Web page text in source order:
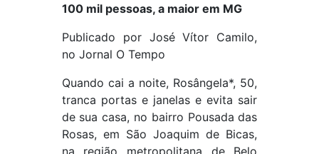
100 mil pessoas, a maior em MG
Publicado por José Vítor Camilo,
no Jornal O Tempo
Quando cai a noite, Rosângela*, 50,
tranca portas e janelas e evita sair
de sua casa, no bairro Pousada das
Rosas, em São Joaquim de Bicas,
na região metropolitana de Belo